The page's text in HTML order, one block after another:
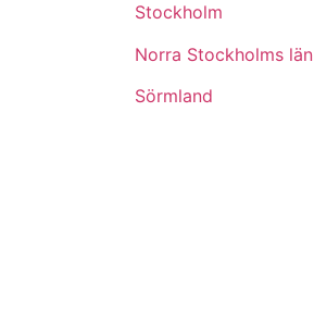
Stockholm
Norra Stockholms län
Sörmland